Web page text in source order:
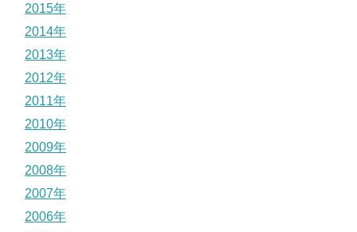
2015年
2014年
2013年
2012年
2011年
2010年
2009年
2008年
2007年
2006年